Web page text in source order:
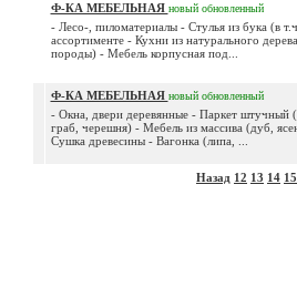
Ф-КА МЕБЕЛЬНАЯ новый обновленный
- Лесо-, пиломатериалы - Стулья из бука (в
ассортименте - Кухни из натурального
породы) - Мебель корпусная под...
Ф-КА МЕБЕЛЬНАЯ новый обновленный
- Окна, двери деревянные - Паркет штучный
граб, черешня) - Мебель из массива (дуб,
Сушка древесины - Вагонка (липа, ...
Назад 12 13 14 15